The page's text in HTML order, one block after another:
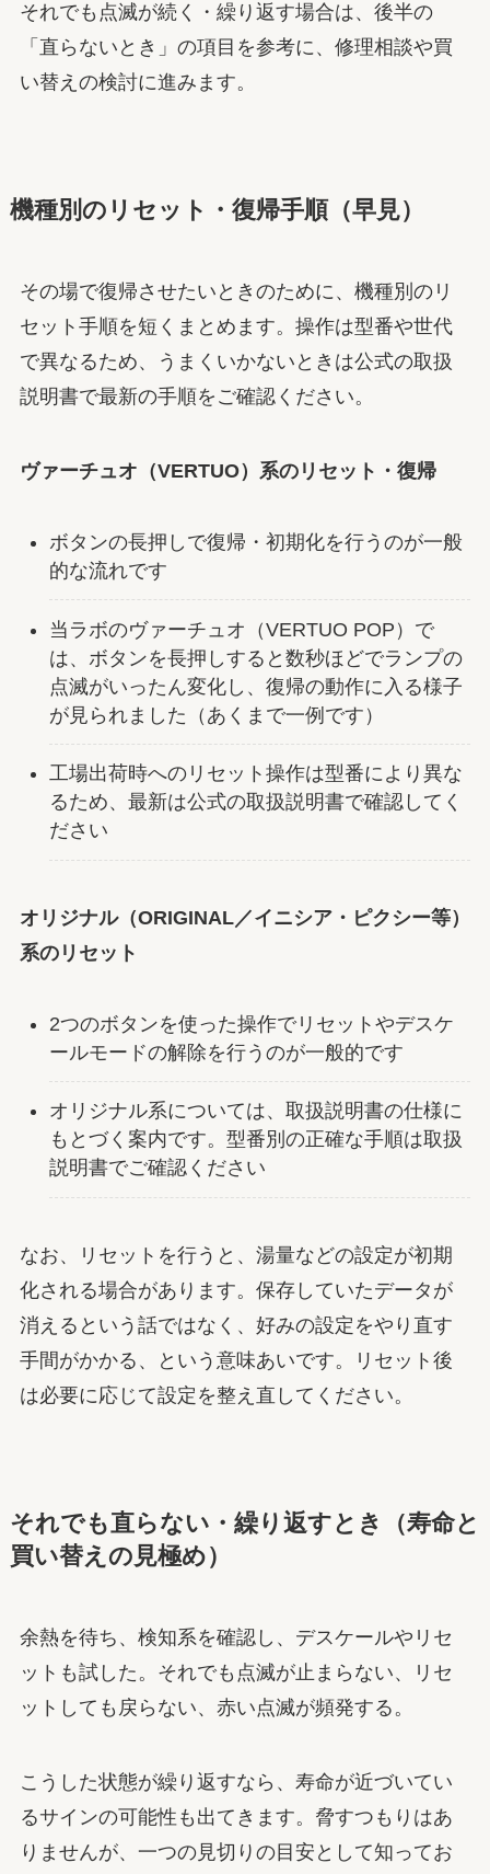
それでも点滅が続く・繰り返す場合は、後半の
「直らないとき」の項目を参考に、修理相談や買
い替えの検討に進みます。
機種別のリセット・復帰手順（早見）
その場で復帰させたいときのために、機種別のリ
セット手順を短くまとめます。操作は型番や世代
で異なるため、うまくいかないときは公式の取扱
説明書で最新の手順をご確認ください。
ヴァーチュオ（VERTUO）系のリセット・復帰
ボタンの長押しで復帰・初期化を行うのが一般
的な流れです
当ラボのヴァーチュオ（VERTUO POP）で
は、ボタンを長押しすると数秒ほどでランプの
点滅がいったん変化し、復帰の動作に入る様子
が見られました（あくまで一例です）
工場出荷時へのリセット操作は型番により異な
るため、最新は公式の取扱説明書で確認してく
ださい
オリジナル（ORIGINAL／イニシア・ピクシー等）
系のリセット
2つのボタンを使った操作でリセットやデスケ
ールモードの解除を行うのが一般的です
オリジナル系については、取扱説明書の仕様に
もとづく案内です。型番別の正確な手順は取扱
説明書でご確認ください
なお、リセットを行うと、湯量などの設定が初期
化される場合があります。保存していたデータが
消えるという話ではなく、好みの設定をやり直す
手間がかかる、という意味あいです。リセット後
は必要に応じて設定を整え直してください。
それでも直らない・繰り返すとき（寿命と
買い替えの見極め）
余熱を待ち、検知系を確認し、デスケールやリセ
ットも試した。それでも点滅が止まらない、リセ
ットしても戻らない、赤い点滅が頻発する。
こうした状態が繰り返すなら、寿命が近づいてい
るサインの可能性も出てきます。脅すつもりはあ
りませんが、一つの見切りの目安として知ってお